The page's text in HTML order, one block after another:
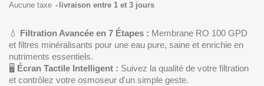
Aucune taxe livraison entre 1 et 3 jours
💧 Filtration Avancée en 7 Étapes : Membrane RO 100 GPD
et filtres minéralisants pour une eau pure, saine et enrichie en
nutriments essentiels.
🖥️ Écran Tactile Intelligent : Suivez la qualité de votre filtration
et contrôlez votre osmoseur d'un simple geste.